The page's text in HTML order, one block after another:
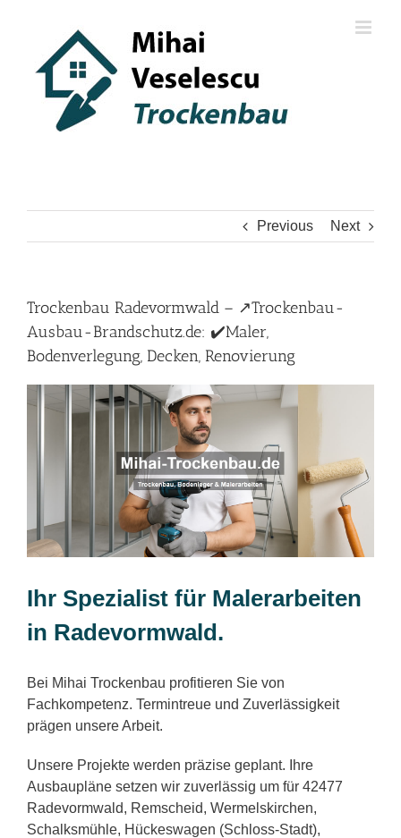
Previous Next
Trockenbau Radevormwald – ↗️Trockenbau-
Ausbau-Brandschutz.de: ✔️Maler,
Bodenverlegung, Decken, Renovierung
Ihr Spezialist für Malerarbeiten
in Radevormwald.
Bei Mihai Trockenbau profitieren Sie von
Fachkompetenz. Termintreue und Zuverlässigkeit
prägen unsere Arbeit.
Unsere Projekte werden präzise geplant. Ihre
Ausbaupläne setzen wir zuverlässig um für 42477
Radevormwald, Remscheid, Wermelskirchen,
Schalksmühle, Hückeswagen (Schloss-Stadt),